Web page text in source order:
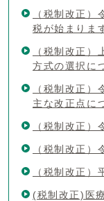
（税制改正
税が始まりま
（税制改正
方式の選択に
（税制改正
主な改正点に
（税制改正
（税制改正
（税制改正
(税制改正)医